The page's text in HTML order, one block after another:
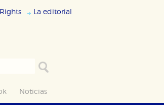
La editorial
Noticias